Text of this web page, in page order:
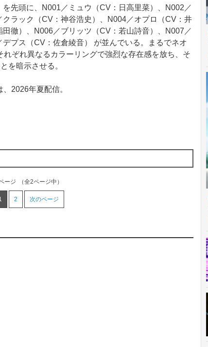
先頭に、N001／ミュウ（CV：日高里菜）、N002／
ラック（CV：神谷浩史）、N004／オプロ（CV：井
徹）、N006／ブリッツ（CV：若山詩音）、N007／
プス（CV：佐倉綾音） が並んでいる。まるでネオ
ぞれ異なるカラーリングで強烈な存在感を放ち、そ
を暗示させる。
2026年夏配信。
ージ （全2ページ中）
2 次のページ